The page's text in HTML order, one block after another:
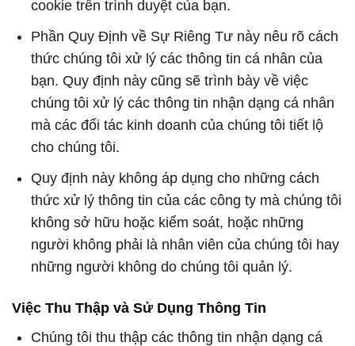
cookie trên trình duyệt của bạn.
Phần Quy Định về Sự Riêng Tư này nêu rõ cách
thức chúng tôi xử lý các thông tin cá nhân của
bạn. Quy định này cũng sẽ trình bày về việc
chúng tôi xử lý các thông tin nhận dạng cá nhân
mà các đối tác kinh doanh của chúng tôi tiết lộ
cho chúng tôi.
Quy định này không áp dụng cho những cách
thức xử lý thông tin của các công ty mà chúng tôi
không sở hữu hoặc kiểm soát, hoặc những
người không phải là nhân viên của chúng tôi hay
những người không do chúng tôi quản lý.
Việc Thu Thập và Sử Dụng Thông Tin
Chúng tôi thu thập các thông tin nhận dạng cá